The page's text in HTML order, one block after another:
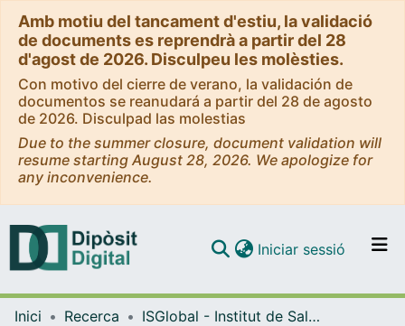
Amb motiu del tancament d'estiu, la validació
de documents es reprendrà a partir del 28
d'agost de 2026. Disculpeu les molèsties.
Con motivo del cierre de verano, la validación de
documentos se reanudará a partir del 28 de agosto
de 2026. Disculpad las molestias
Due to the summer closure, document validation will
resume starting August 28, 2026. We apologize for
any inconvenience.
Navega per tot el DD
Iniciar sessió (current)
Inici Recerca
ISGlobal - Institut de Salut Global de Barcelona